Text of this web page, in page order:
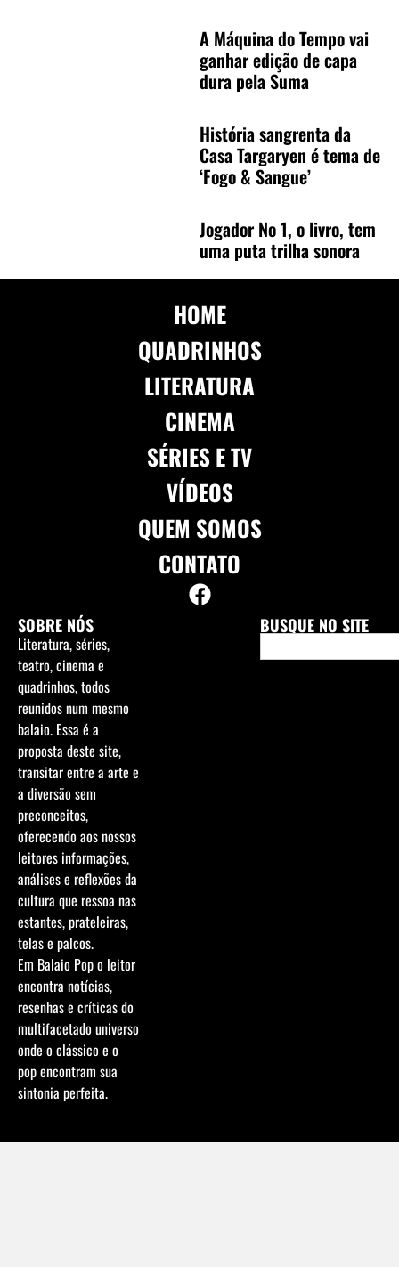
A Máquina do Tempo vai
ganhar edição de capa
dura pela Suma
História sangrenta da
Casa Targaryen é tema de
‘Fogo & Sangue’
Jogador No 1, o livro, tem
uma puta trilha sonora
HOME
QUADRINHOS
LITERATURA
CINEMA
SÉRIES E TV
VÍDEOS
QUEM SOMOS
CONTATO
SOBRE NÓS
Literatura, séries,
teatro, cinema e
quadrinhos, todos
reunidos num mesmo
balaio. Essa é a
proposta deste site,
transitar entre a arte e
a diversão sem
preconceitos,
oferecendo aos nossos
leitores informações,
análises e reflexões da
cultura que ressoa nas
estantes, prateleiras,
telas e palcos.
Em Balaio Pop o leitor
encontra notícias,
resenhas e críticas do
multifacetado universo
onde o clássico e o
pop encontram sua
sintonia perfeita.
BUSQUE NO SITE